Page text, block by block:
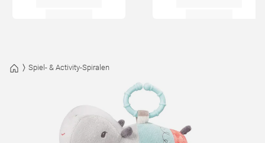
Spiel- & Activity-Spiralen